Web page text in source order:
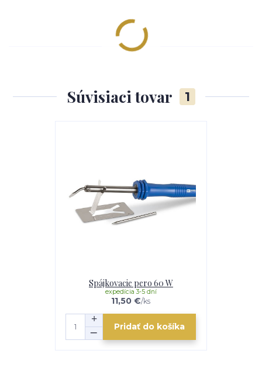
Súvisiaci tovar 1
Spájkovacie pero 60 W
11,50 €/ks
expedícia 3-5 dní
Pridať do košíka